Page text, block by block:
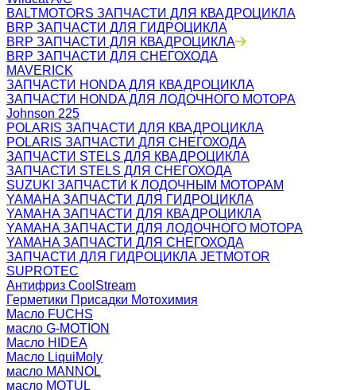
BALTMOTORS ЗАПЧАСТИ ДЛЯ КВАДРОЦИКЛА
BRP ЗАПЧАСТИ ДЛЯ ГИДРОЦИКЛА
BRP ЗАПЧАСТИ ДЛЯ КВАДРОЦИКЛА
BRP ЗАПЧАСТИ ДЛЯ СНЕГОХОДА
MAVERICK
ЗАПЧАСТИ HONDA ДЛЯ КВАДРОЦИКЛА
ЗАПЧАСТИ HONDA ДЛЯ ЛОДОЧНОГО МОТОРА
Johnson 225
POLARIS ЗАПЧАСТИ ДЛЯ КВАДРОЦИКЛА
POLARIS ЗАПЧАСТИ ДЛЯ СНЕГОХОДА
ЗАПЧАСТИ STELS ДЛЯ КВАДРОЦИКЛА
ЗАПЧАСТИ STELS ДЛЯ СНЕГОХОДА
SUZUKI ЗАПЧАСТИ К ЛОДОЧНЫМ МОТОРАМ
YAMAHA ЗАПЧАСТИ ДЛЯ ГИДРОЦИКЛА
YAMAHA ЗАПЧАСТИ ДЛЯ КВАДРОЦИКЛА
YAMAHA ЗАПЧАСТИ ДЛЯ ЛОДОЧНОГО МОТОРА
YAMAHA ЗАПЧАСТИ ДЛЯ СНЕГОХОДА
ЗАПЧАСТИ ДЛЯ ГИДРОЦИКЛА JETMOTOR
SUPROTEC
Антифриз CoolStream
Герметики Присадки Мотохимия
Масло FUCHS
масло G-MOTION
Масло HIDEA
Масло LiquiMoly
масло MANNOL
масло MOTUL